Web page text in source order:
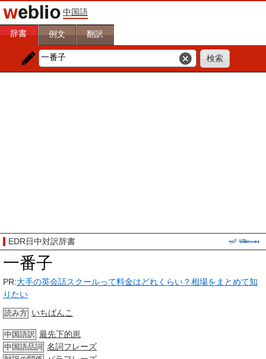
中国語
辞書 例文 翻訳
EDR日中対訳辞書
一番子
PR:大手の英会話スクールって料金はどれくらい？相場をまとめて知
りたい
読み方 いちばんこ
中国語訳 最先下的崽
中国語品詞 名詞フレーズ